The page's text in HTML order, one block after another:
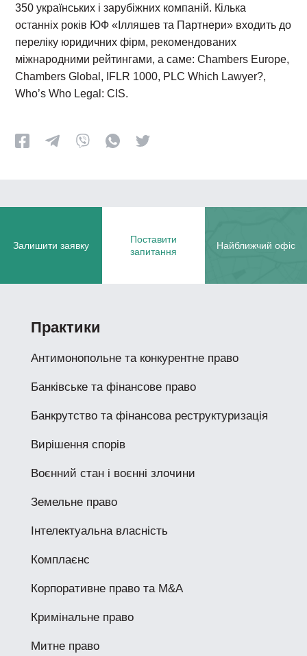
350 українських і зарубіжних компаній. Кілька
останніх років ЮФ «Ілляшев та Партнери» входить до
переліку юридичних фірм, рекомендованих
міжнародними рейтингами, а саме: Chambers Europe,
Chambers Global, IFLR 1000, PLC Which Lawyer?,
Who’s Who Legal: CIS.
Залишити заявку
Поставити
запитання
Найближчий офіс
Практики
Антимонопольне та конкурентне право
Банківське та фінансове право
Банкрутство та фінансова реструктуризація
Вирішення спорів
Воєнний стан і воєнні злочини
Земельне право
Інтелектуальна власність
Комплаєнс
Корпоративне право та M&A
Кримінальне право
Митне право